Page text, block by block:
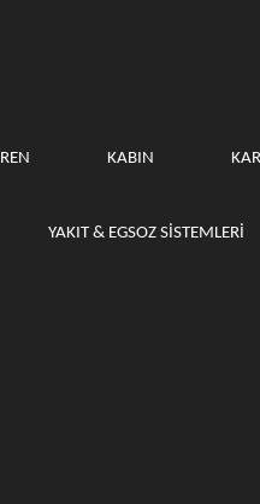
KABIN
YAKIT & EGSOZ SISTEMLERI